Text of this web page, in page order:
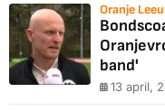
Oranje
band'
13 april,